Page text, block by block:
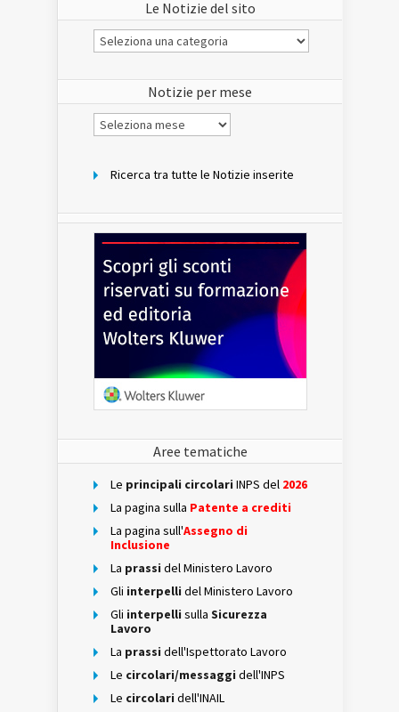
Le Notizie del sito
Le
Notizie
Notizie per mese
Notizie
per
Ricerca tra tutte le Notizie inserite
Aree tematiche
Le principali circolari INPS del 2026
La pagina sulla Patente a crediti
La pagina sull'Assegno di
Inclusione
La prassi del Ministero Lavoro
Gli interpelli del Ministero Lavoro
Gli interpelli sulla Sicurezza
Lavoro
La prassi dell'Ispettorato Lavoro
Le circolari/messaggi dell'INPS
Le circolari dell'INAIL